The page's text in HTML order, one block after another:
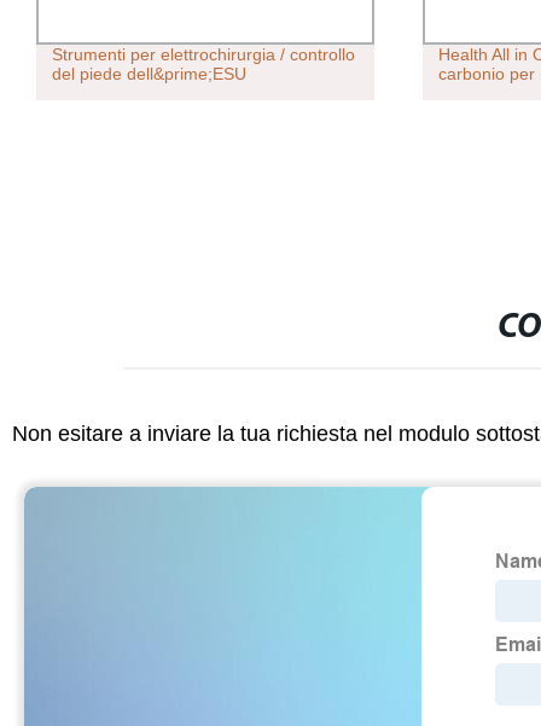
Strumenti per elettrochirurgia / controllo
del piede dell&prime;ESU
Health All in
carbonio per
Non esitare a inviare la tua richiesta nel modulo